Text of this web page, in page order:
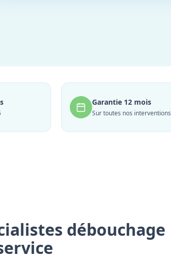
Garantie 12 mois
Sur toutes nos interventions
débouchage